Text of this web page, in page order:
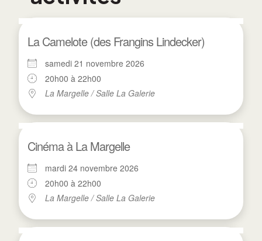
La Camelote (des Frangins Lindecker)
samedi 21 novembre 2026
20h00 à 22h00
La Margelle / Salle La Galerie
Cinéma à La Margelle
mardi 24 novembre 2026
20h00 à 22h00
La Margelle / Salle La Galerie